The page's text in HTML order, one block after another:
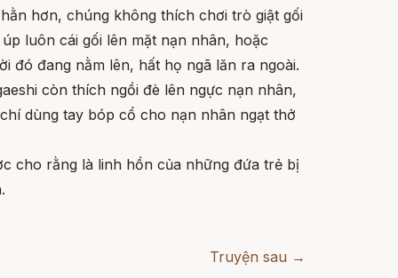
hơn, chúng không thích chơi trò giật gối
luôn cái gối lên mặt nạn nhân, hoặc
đó đang nằm lên, hất họ ngã lăn ra ngoài.
còn thích ngồi đè lên ngực nạn nhân,
dùng tay bóp cổ cho nạn nhân ngạt thở
cho rằng là linh hồn của những đứa trẻ bị
Truyện sau →